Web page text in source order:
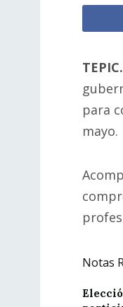
para
mayo.
Notas